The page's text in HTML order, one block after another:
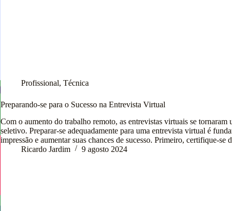
Profissional, Técnica
Preparando-se para o Sucesso na Entrevista Virtual
Com o aumento do trabalho remoto, as entrevistas virtuais se tornaram
seletivo. Preparar-se adequadamente para uma entrevista virtual é
impressão e aumentar suas chances de sucesso. Primeiro, certifique-se
Ricardo Jardim
9 agosto 2024